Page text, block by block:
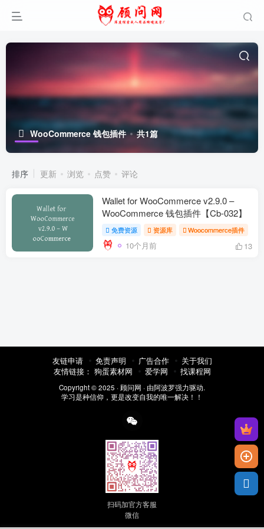
WooCommerce 钱包插件 共1篇
排序 更新 浏览 点赞 评论
Wallet for WooCommerce v2.9.0 –
WooCommerce 钱包插件【Cb-032】
免费资源 资源库 Woocommerce插件
10个月前 13
友链申请 免责声明 广告合作
关于我们
友情链接： 狗蛋素材网 爱学网 找课程网
Copyright © 2025 · 顾问网 · 由阿波罗强力驱动.
学习是种信仰，更是改变自我的唯一解决！！
扫码加官方客服
微信